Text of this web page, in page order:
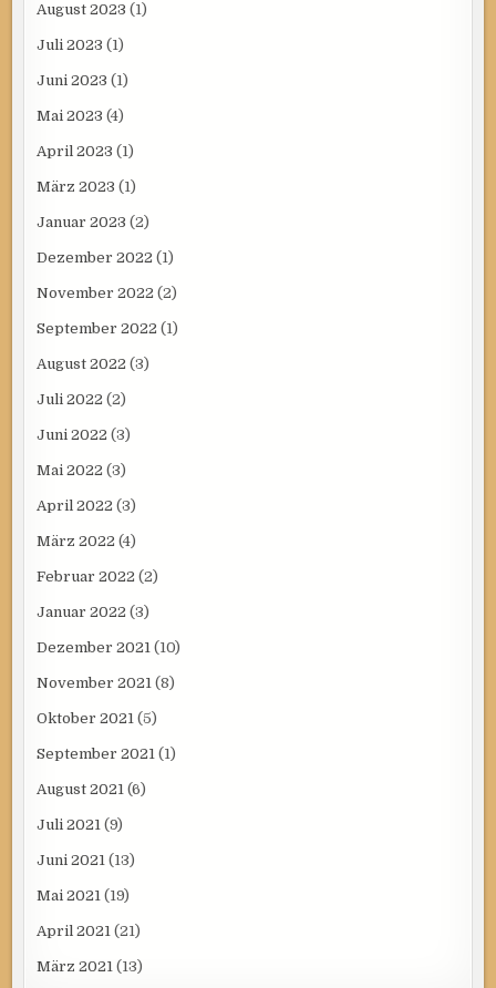
August 2023 (1)
Juli 2023 (1)
Juni 2023 (1)
Mai 2023 (4)
April 2023 (1)
März 2023 (1)
Januar 2023 (2)
Dezember 2022 (1)
November 2022 (2)
September 2022 (1)
August 2022 (3)
Juli 2022 (2)
Juni 2022 (3)
Mai 2022 (3)
April 2022 (3)
März 2022 (4)
Februar 2022 (2)
Januar 2022 (3)
Dezember 2021 (10)
November 2021 (8)
Oktober 2021 (5)
September 2021 (1)
August 2021 (6)
Juli 2021 (9)
Juni 2021 (13)
Mai 2021 (19)
April 2021 (21)
März 2021 (13)